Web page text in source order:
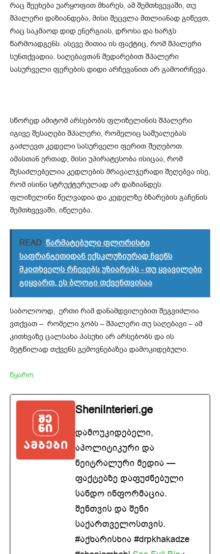
რაც შეეხება უარყოფით მხარეს, ამ შემთხვევაში, თუ
შპალერი დაზიანდება, მისი შეცვლა მთლიანად გიწევთ,
რაც საკმაოდ დიდ ენერგიას, დროსა და ხარჯს
წარმოადგენს. ასევე მითია ის ფაქტიც, რომ შპალერი
სუნთქვადია. საღებავთან შედარებით შპალერი
სასურველი ფერების დიდი არჩევანით არ გამოირჩევა.
სწორედ ამიტომ არსებობს ფლიზელინის შპალერი
იგივე შესაღები შპალერი, რომელიც საშუალებას
გაძლევთ კედელი სასურველი ფერით შეღებოთ.
ამასთან ერთად, მისი უპირატესობა ისიცაა, რომ
შესაძლებელია კედლების მრავალჯერადი შეღებვა ისე,
რომ ისინი სტრუქტურულად არ დაზიანდეს.
ფლიზელინი წელვადია და კედელზე ბზარების გაჩენის
შემთხვევაში, იწელება.
READ წარმატებული ფლორისტი
საფრანგეთიდან ექსკლუზიურად ჩვენს
მკითხველს რჩევებს უზიარებს - თუ ყვავილები
გიყვართ, ეს ბლოგი თქვენთვისაა
საბოლოოდ, ერთი რამ დანამდვილებით შეგვიძლია
ვთქვათ – რომელი ჯობს – შპალერი თუ საღებავი – ამ
კითხვაზე ცალსახა პასუხი არ არსებობს და ის
მეტწილად თქვენს გემოვნებაზეა დამოკიდებული.
წყარო
SheniInterieri.ge
დამოუკიდებელი,
აპოლიტიკური და
ნეიტრალური მედია —
ფაქტებზე დაფუძნებული
სანდო ინფორმაცია.
შენთვის და შენი
საქართველოსთვის.
#აქხარისხია #drpkhakadze